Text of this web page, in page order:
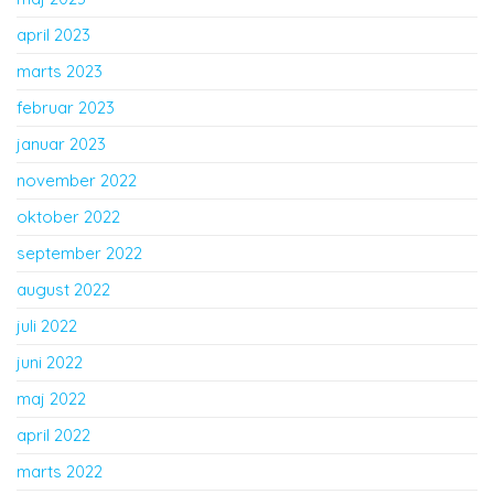
april 2023
marts 2023
februar 2023
januar 2023
november 2022
oktober 2022
september 2022
august 2022
juli 2022
juni 2022
maj 2022
april 2022
marts 2022